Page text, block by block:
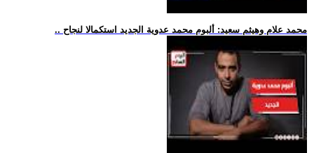
.. محمد علام وهيثم سعيد: ألبوم محمد عدوية الجديد استكمالا لنجاح